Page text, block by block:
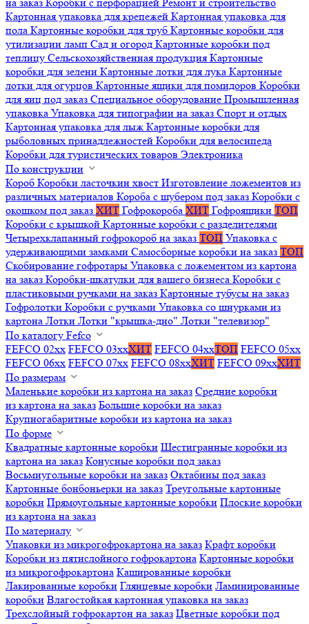
на заказ Коробки с перфорацией Ремонт и строительство
Картонная упаковка для крепежей Картонная упаковка для
пола Картонные коробки для труб Картонные коробки для
утилизации ламп Сад и огород Картонные коробки под
теплицу Сельскохозяйственная продукция Картонные
коробки для зелени Картонные лотки для лука Картонные
лотки для огурцов Картонные ящики для помидоров Коробки
для яиц под заказ Специальное оборудование Промышленная
упаковка Упаковка для типографии на заказ Спорт и отдых
Картонная упаковка для лыж Картонные коробки для
рыболовных принадлежностей Коробки для велосипеда
Коробки для туристических товаров Электроника
По конструкции
Короб Коробки ласточкин хвост Изготовление ложементов из
различных материалов Короба с шубером под заказ Коробки с
окошком под заказ ХИТ Гофрокороба ХИТ Гофроящики ТОП
Коробки с крышкой Картонные коробки с разделителями
Четырехклапанный гофрокороб на заказ ТОП Упаковка с
удерживающими замками Самосборные коробки на заказ ТОП
Скобирование гофротары Упаковка с ложементом из картона
на заказ Коробки-шкатулки для вашего бизнеса Коробки с
пластиковыми ручками на заказ Картонные тубусы на заказ
Гофролотки Коробки с ручками Упаковка со шнурками из
картона Лотки Лотки "крышка-дно" Лотки "телевизор"
По каталогу Fefco
FEFCO 02xx FEFCO 03xxХИТ FEFCO 04xxТОП FEFCO 05xx
FEFCO 06xx FEFCO 07xx FEFCO 08xxХИТ FEFCO 09xxХИТ
По размерам
Маленькие коробки из картона на заказ Средние коробки
из картона на заказ Большие коробки на заказ
Крупногабаритные коробки из картона на заказ
По форме
Квадратные картонные коробки Шестигранные коробки из
картона на заказ Конусные коробки под заказ
Восьмиугольные коробки на заказ Октабины под заказ
Картонные бонбоньерки на заказ Треугольные картонные
коробки Прямоугольные картонные коробки Плоские коробки
из картона на заказ
По материалу
Упаковки из микрогофрокартона на заказ Крафт коробки
Коробки из пятислойного гофрокартона Картонные коробки
из микрогофрокартона Кашированные коробки
Лакированные коробки Глянцевые коробки Ламинированные
коробки Влагостойкая картонная упаковка на заказ
Трехслойный гофрокартон на заказ Цветные коробки под